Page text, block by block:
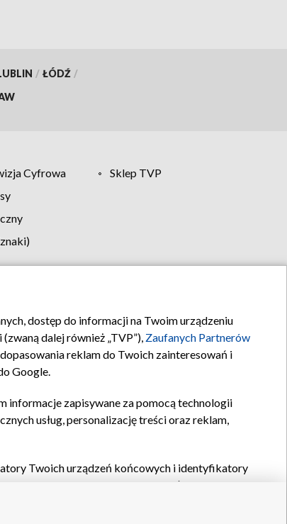
/ ŁÓDŹ /
Cyfrowa
Sklep TVP
Kontakt
dostęp do informacji na Twoim urządzeniu
dalej również „TVP”), Zaufanych Partnerów
reklam do Twoich zainteresowań i
Google.
informacje zapisywane za pomocą technologii
usług, personalizację treści oraz reklam,
Twoich urządzeń końcowych i identyfikatory
oraz pozostałych
reklam, wyboru spersonalizowanych
pomiaru wydajności reklam, pomiaru wydajności